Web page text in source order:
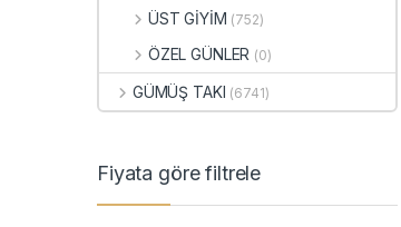
ÜST GİYİM (752)
ÖZEL GÜNLER (0)
GÜMÜŞ TAKI (6741)
Fiyata göre filtrele